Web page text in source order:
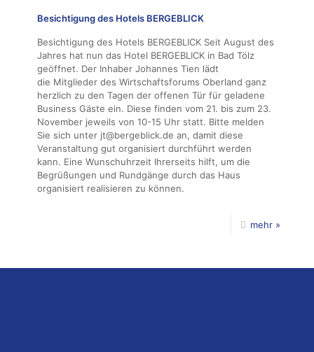
Besichtigung des Hotels BERGEBLICK
Besichtigung des Hotels BERGEBLICK Seit August des
Jahres hat nun das Hotel BERGEBLICK in Bad Tölz
geöffnet. Der Inhaber Johannes Tien lädt
die Mitglieder des Wirtschaftsforums Oberland ganz
herzlich zu den Tagen der offenen Tür für geladene
Business Gäste ein. Diese finden vom 21. bis zum 23.
November jeweils von 10-15 Uhr statt. Bitte melden
Sie sich unter jt@bergeblick.de an, damit diese
Veranstaltung gut organisiert durchführt werden
kann. Eine Wunschuhrzeit Ihrerseits hilft, um die
Begrüßungen und Rundgänge durch das Haus
organisiert realisieren zu können.
mehr »